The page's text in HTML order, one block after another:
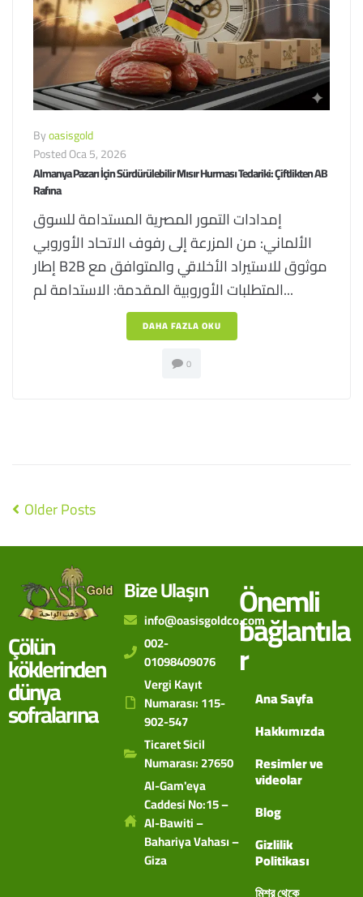
Byoasisgold
PostedOca 5, 2026
Almanya Pazarı İçin Sürdürülebilir Mısır Hurması Tedariki: Çiftlikten AB
Rafına
إمدادات التمور المصرية المستدامة للسوق
الألماني: من المزرعة إلى رفوف الاتحاد الأوروبي
إطار B2B موثوق للاستيراد الأخلاقي والمتوافق مع
المتطلبات الأوروبية المقدمة: الاستدامة لم...
DAHA FAZLA OKU
0
Older Posts
Çölün
köklerinden
dünya
sofralarına
Bize Ulaşın
info@oasisgoldco.com
002-
01098409076
Vergi Kayıt
Numarası: 115-
902-547
Ticaret Sicil
Numarası: 27650
Al-Gam'eya
Caddesi No:15 –
Al-Bawiti –
Bahariya Vahası –
Giza
Önemli
bağlantıla
r
Ana Sayfa
Hakkımızda
Resimler ve
videolar
Blog
Gizlilik
Politikası